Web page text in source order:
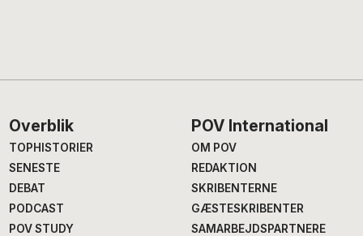
Footer
Overblik
TOPHISTORIER
SENESTE
DEBAT
PODCAST
POV STUDY
POV International
OM POV
REDAKTION
SKRIBENTERNE
GÆSTESKRIBENTER
SAMARBEJDSPARTNERE